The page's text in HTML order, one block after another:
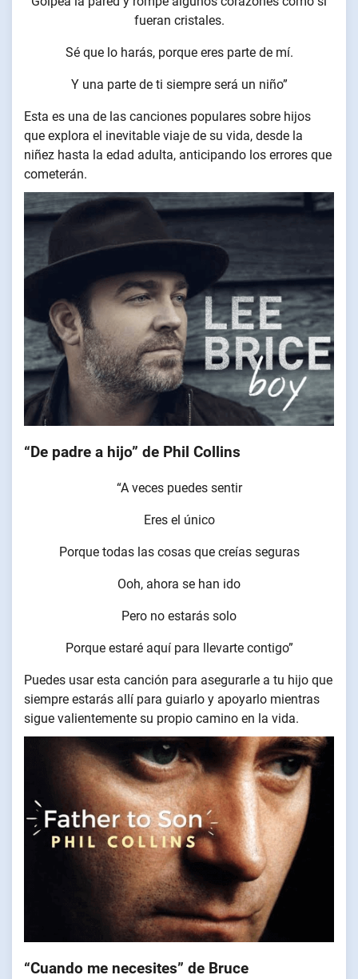
fueran cristales.
Sé que lo harás, porque eres parte de mí.
Y una parte de ti siempre será un niño”
Esta es una de las canciones populares sobre hijos
que explora el inevitable viaje de su vida, desde la
niñez hasta la edad adulta, anticipando los errores que
cometerán.
“De padre a hijo” de Phil Collins
“A veces puedes sentir
Eres el único
Porque todas las cosas que creías seguras
Ooh, ahora se han ido
Pero no estarás solo
Porque estaré aquí para llevarte contigo”
Puedes usar esta canción para asegurarle a tu hijo que
siempre estarás allí para guiarlo y apoyarlo mientras
sigue valientemente su propio camino en la vida.
“Cuando me necesites” de Bruce